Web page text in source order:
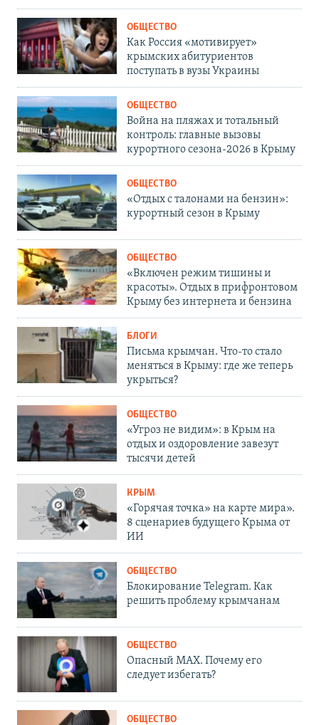
ОБЩЕСТВО
Как Россия «мотивирует»
крымских абитуриентов
поступать в вузы Украины
ОБЩЕСТВО
Война на пляжах и тотальный
контроль: главные вызовы
курортного сезона-2026 в Крыму
ОБЩЕСТВО
«Отдых с талонами на бензин»:
курортный сезон в Крыму
ОБЩЕСТВО
«Включен режим тишины и
красоты». Отдых в прифронтовом
Крыму без интернета и бензина
БЛОГИ
Письма крымчан. Что-то стало
меняться в Крыму: где же теперь
укрыться?
ОБЩЕСТВО
«Угроз не видим»: в Крым на
отдых и оздоровление завезут
тысячи детей
КРЫМ
«Горячая точка» на карте мира».
8 сценариев будущего Крыма от
ИИ
ОБЩЕСТВО
Блокирование Telegram. Как
решить проблему крымчанам
ОБЩЕСТВО
Опасный MAX. Почему его
следует избегать?
ОБЩЕСТВО